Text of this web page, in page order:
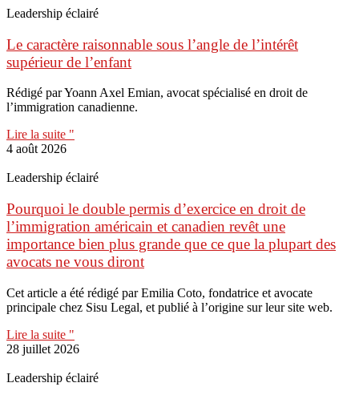
Leadership éclairé
Le caractère raisonnable sous l’angle de l’intérêt
supérieur de l’enfant
Rédigé par Yoann Axel Emian, avocat spécialisé en droit de
l’immigration canadienne.
Lire la suite "
4 août 2026
Leadership éclairé
Pourquoi le double permis d’exercice en droit de
l’immigration américain et canadien revêt une
importance bien plus grande que ce que la plupart des
avocats ne vous diront
Cet article a été rédigé par Emilia Coto, fondatrice et avocate
principale chez Sisu Legal, et publié à l’origine sur leur site web.
Lire la suite "
28 juillet 2026
Leadership éclairé